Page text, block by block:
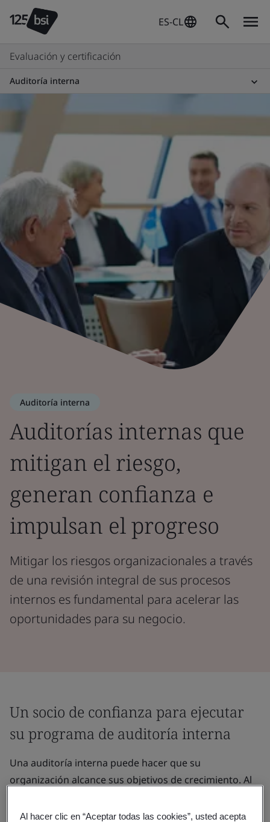
ES-CL
Evaluación y certificación
Auditoría interna
Auditoría interna
Auditorías internas que
mitigan el riesgo,
generan confianza e
impulsan el progreso
Mitigar los riesgos organizacionales a través
de una revisión integral de sus procesos
internos es fundamental para acelerar las
oportunidades para su negocio.
Un socio de confianza para ejecutar
su programa de auditoría interna
Una auditoría interna puede hacer que su
organización alcance sus objetivos de crecimiento. Al
con su estrategia corporativa y políticas, su programa
Al hacer clic en “Aceptar todas las cookies”, usted acepta